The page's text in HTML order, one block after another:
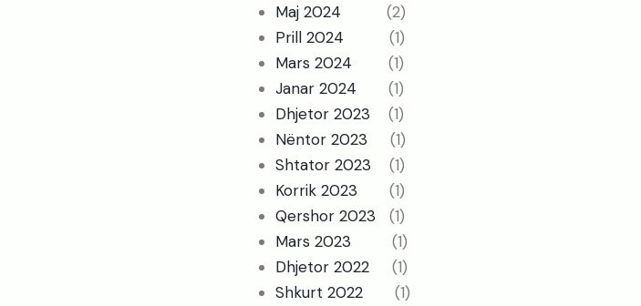
Maj 2024 (2)
Prill 2024 (1)
Mars 2024 (1)
Janar 2024 (1)
Dhjetor 2023 (1)
Nëntor 2023 (1)
Shtator 2023 (1)
Korrik 2023 (1)
Qershor 2023 (1)
Mars 2023 (1)
Dhjetor 2022 (1)
Shkurt 2022 (1)